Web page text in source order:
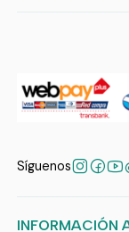
Síguenos
INFORMACIÓN